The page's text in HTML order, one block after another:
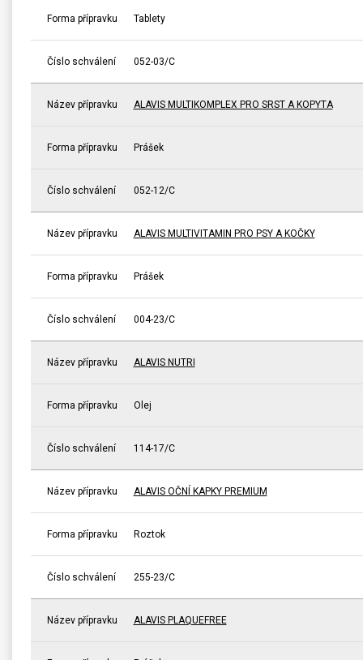
Forma přípravku Tablety
Číslo schválení 052-03/C
Název přípravku ALAVIS MULTIKOMPLEX PRO SRST A KOPYTA
Forma přípravku Prášek
Číslo schválení 052-12/C
Název přípravku ALAVIS MULTIVITAMIN PRO PSY A KOČKY
Forma přípravku Prášek
Číslo schválení 004-23/C
Název přípravku ALAVIS NUTRI
Forma přípravku Olej
Číslo schválení 114-17/C
Název přípravku ALAVIS OČNÍ KAPKY PREMIUM
Forma přípravku Roztok
Číslo schválení 255-23/C
Název přípravku ALAVIS PLAQUEFREE